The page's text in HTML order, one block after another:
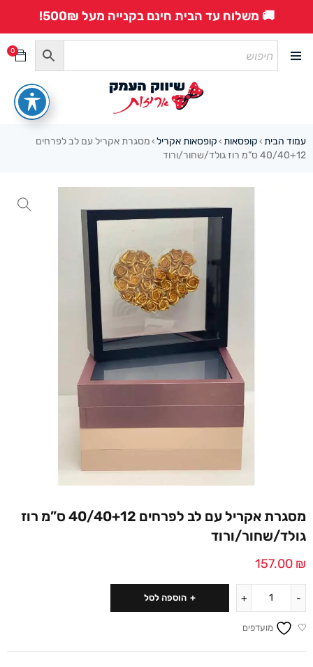
🚚 משלוח עד הבית חינם בקנייה מעל 500₪!
0
עמוד הבית › קופסאות › קופסאות אקריל › מסגרת אקריל עם לב לפרחים
40/40+12 ס”מ רוז גולד/שחור/ורוד
מסגרת אקריל עם לב לפרחים 40/40+12 ס”מ רוז
גולד/שחור/ורוד
157.00 ₪
הוספה לסל
מועדפים